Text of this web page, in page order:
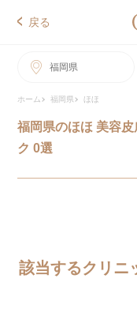
戻る
福岡県
ホーム 福岡県 ほほ
福岡県のほほ 美容
ク 0選
該当するクリニ